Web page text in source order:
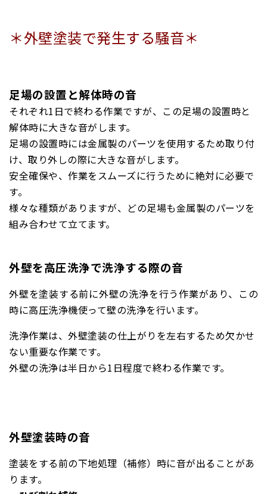
＊外壁塗装で発生する騒音＊
足場の設置と解体時の音
それぞれ1日で終わる作業ですが、この足場の設置時と
解体時に大きな音がします。
足場の設置時には金属製のパーツを使用するため取り付
け、取り外しの際に大きな音がします。
安全確保や、作業をスムーズに行うために絶対に必要で
す。
様々な種類がありますが、どの足場も金属製のパーツを
組み合わせて立てます。
外壁を高圧洗浄で洗浄する際の音
外壁を塗装する前に外壁の洗浄を行う作業があり、この
時に高圧洗浄機使って壁の洗浄を行います。
洗浄作業は、外壁塗装の仕上がりを左右するため欠かせ
ない重要な作業です。
外壁の洗浄は半日から1日程度で終わる作業です。
外壁塗装時の音
塗装をする前の下地処理（補修）時に音が出ることがあ
ります。